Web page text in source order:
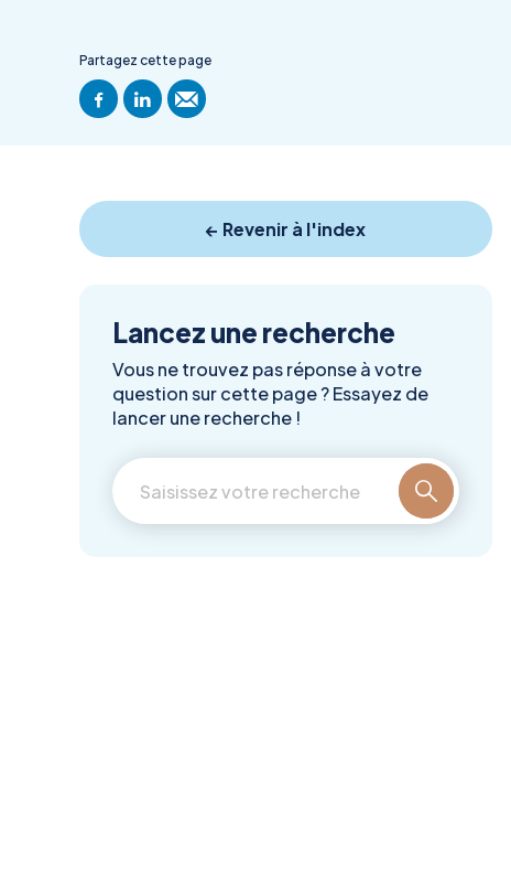
Partagez cette page
← Revenir à l'index
Lancez une recherche
Vous ne trouvez pas réponse à votre
question sur cette page ? Essayez de
lancer une recherche !